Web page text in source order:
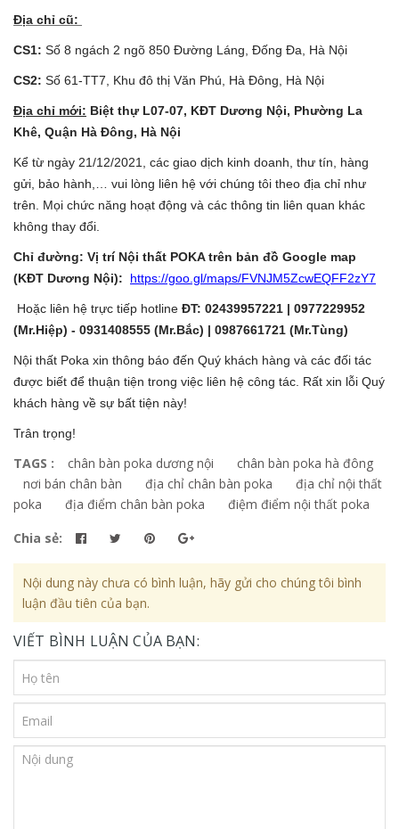
Địa chỉ cũ:
CS1: Số 8 ngách 2 ngõ 850 Đường Láng, Đống Đa, Hà Nội
CS2: Số 61-TT7, Khu đô thị Văn Phú, Hà Đông, Hà Nội
Địa chỉ mới: Biệt thự L07-07, KĐT Dương Nội, Phường La
Khê, Quận Hà Đông, Hà Nội
Kể từ ngày 21/12/2021, các giao dịch kinh doanh, thư tín, hàng
gửi, bảo hành,… vui lòng liên hệ với chúng tôi theo địa chỉ như
trên. Mọi chức năng hoạt động và các thông tin liên quan khác
không thay đổi.
Chỉ đường: Vị trí Nội thất POKA trên bản đồ Google map
(KĐT Dương Nội):
https://goo.gl/maps/FVNJM5ZcwEQFF2zY7
Hoặc liên hệ trực tiếp hotline ĐT: 02439957221 | 0977229952
(Mr.Hiệp) - 0931408555 (Mr.Bắc) | 0987661721 (Mr.Tùng)
Nội thất Poka xin thông báo đến Quý khách hàng và các đối tác
được biết để thuận tiện trong việc liên hệ công tác. Rất xin lỗi Quý
khách hàng về sự bất tiện này!
Trân trọng!
TAGS : chân bàn poka dương nội
chân bàn poka hà đông
nơi bán chân bàn
địa chỉ chân bàn poka
địa chỉ nội thất
poka
địa điểm chân bàn poka
điệm điểm nội thất poka
Chia sẻ:
Nội dung này chưa có bình luận, hãy gửi cho chúng tôi bình
luận đầu tiên của bạn.
VIẾT BÌNH LUẬN CỦA BẠN: